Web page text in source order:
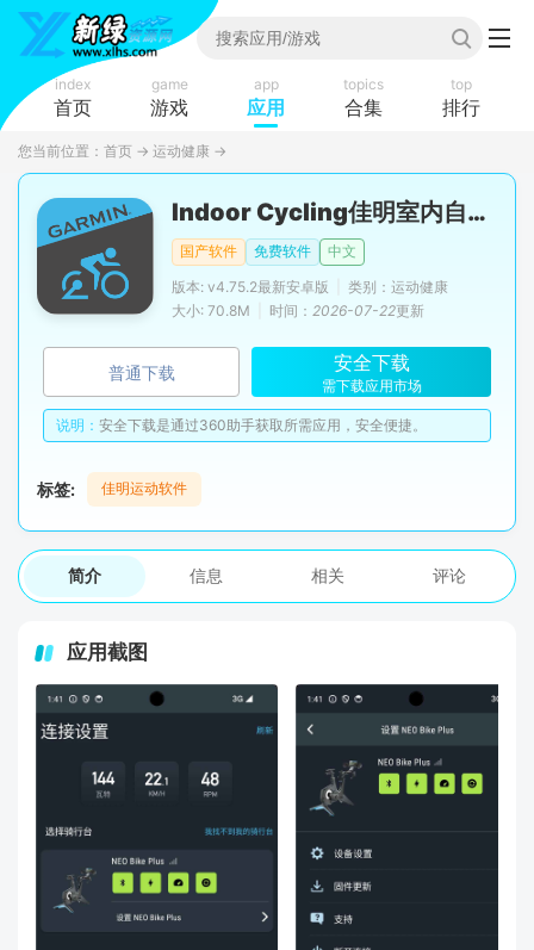
index
首页
game
游戏
app
应用
topics
合集
top
排行
您当前位置： 首页 → 运动健康 →
Indoor Cycling佳明室内自行车app官方版
国产软件 免费软件
中文
版本: v4.75.2最新安卓版
类别：运动健康
大小: 70.8M
时间： 2026-07-22更新
普通下载 安全下载
需下载应用市场
说明： 安全下载是通过360助手获取所需应用，安全便捷。
标签: 佳明运动软件
简介 信息 相关 评论
应用截图